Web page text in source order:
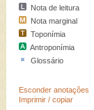
Nota de leitura
Nota marginal
Toponímia
Antroponímia
Glossário
Esconder anotações
Imprimir / copiar